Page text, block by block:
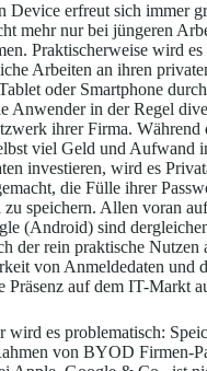
Device erfreut sich immer
mehr nur bei jüngeren
Praktischerweise wird
Arbeiten an ihren
oder Smartphone
Anwender in der Regel
ihrer Firma. Während
viel Geld und Aufwand
investieren, wird es
die Fülle ihrer
speichern. Allen voran
(Android) sind
der rein praktische Nutzen
von Anmeldedaten und
Präsenz auf dem IT-Markt
wird es problematisch:
von BYOD Firmen-